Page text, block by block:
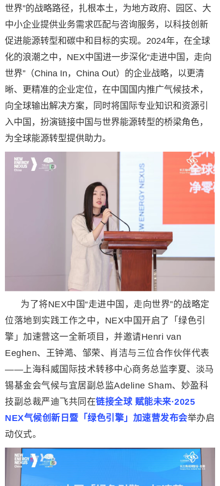
世界”的战略路径，扎根本土，为地方政府、园区、大
中小企业提供业务需求匹配与咨询服务，以科技创新
促进能源转型和碳中和目标的实现。2024年，在全球
化的浪潮之中，NEX中国进一步深化“走进中国，走向
世界”（China In，China Out）的企业战略，以更清
晰、更精准的企业定位，在中国国内推广气候技术，
向全球输出解决方案，同时将国际专业知识和资源引
入中国，扮演链接中国与世界能源转型的桥梁角色，
为全球能源转型提供助力。
为了将NEX中国“走进中国，走向世界”的战略定
位落地到实践工作之中，NEX中国开启了「绿色引
擎」加速营这一全新项目，并邀请Henri van
Eeghen、王钟澔、邹荣、肖洁与三位合作伙伴代表
——上海科威国际技术转移中心商务总监李夏、淡马
锡基金会气候与宜居副总监Adeline Sham、妙盈科
技副总裁严迪飞共同在链接全球 赋能未来·2025
NEX气候创新日暨「绿色引擎」加速营发布会举办启
动仪式。